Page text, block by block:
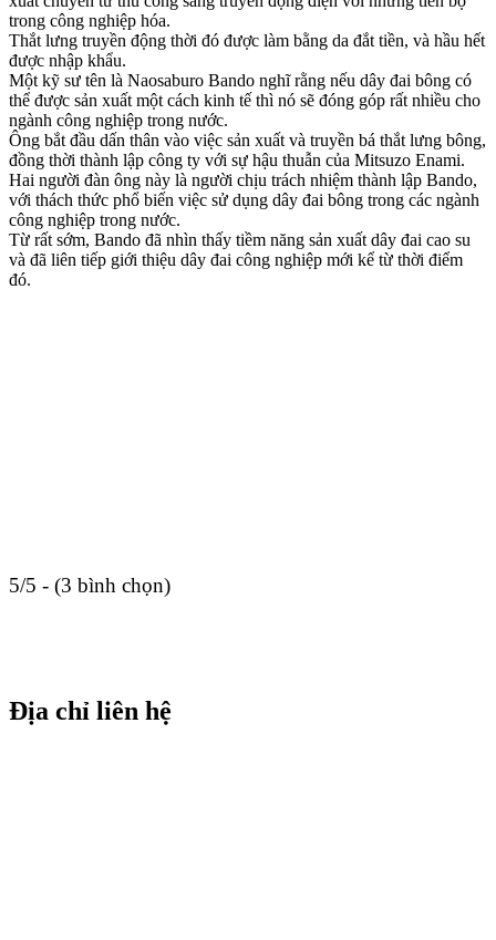
trong công nghiệp hóa.
Thắt lưng truyền động thời đó được làm bằng da đắt tiền, và hầu hết
được nhập khẩu.
Một kỹ sư tên là Naosaburo Bando nghĩ rằng nếu dây đai bông có
thể được sản xuất một cách kinh tế thì nó sẽ đóng góp rất nhiều cho
ngành công nghiệp trong nước.
Ông bắt đầu dấn thân vào việc sản xuất và truyền bá thắt lưng bông,
đồng thời thành lập công ty với sự hậu thuẫn của Mitsuzo Enami.
Hai người đàn ông này là người chịu trách nhiệm thành lập Bando,
với thách thức phổ biến việc sử dụng dây đai bông trong các ngành
công nghiệp trong nước.
Từ rất sớm, Bando đã nhìn thấy tiềm năng sản xuất dây đai cao su
và đã liên tiếp giới thiệu dây đai công nghiệp mới kể từ thời điểm
đó.
5/5 - (3 bình chọn)
Địa chỉ liên hệ